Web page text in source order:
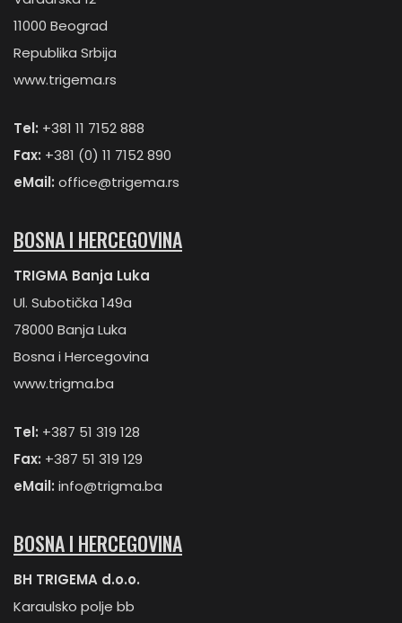
11000 Beograd
Republika Srbija
www.trigema.rs
Tel: +381 11 7152 888
Fax: +381 (0) 11 7152 890
eMail: office@trigema.rs
BOSNA I HERCEGOVINA
TRIGMA Banja Luka
Ul. Subotička 149a
78000 Banja Luka
Bosna i Hercegovina
www.trigma.ba
Tel: +387 51 319 128
Fax: +387 51 319 129
eMail: info@trigma.ba
BOSNA I HERCEGOVINA
BH TRIGEMA d.o.o.
Karaulsko polje bb